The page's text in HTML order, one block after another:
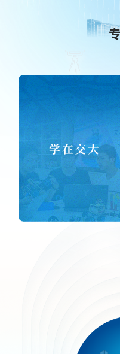
金属矿地球物理勘探及
学在交大